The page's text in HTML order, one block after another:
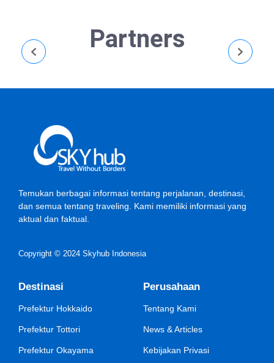
Partners
Temukan berbagai informasi tentang perjalanan, destinasi,
dan semua tentang traveling. Kami memiliki informasi yang
aktual dan faktual.
Copyright © 2024 Skyhub Indonesia
Destinasi
Prefektur Hokkaido
Prefektur Tottori
Prefektur Okayama
Perusahaan
Tentang Kami
News & Articles
Kebijakan Privasi